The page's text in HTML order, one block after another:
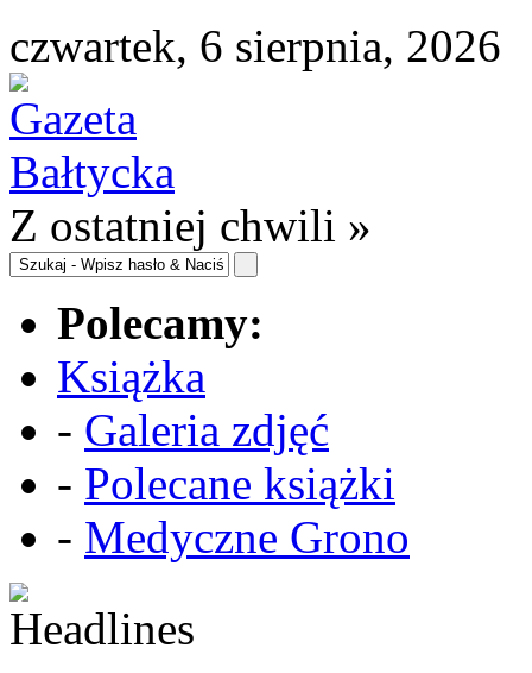
czwartek, 6 sierpnia, 2026
Z ostatniej chwili »
Polecamy:
Książka
- Galeria zdjęć
- Polecane książki
- Medyczne Grono